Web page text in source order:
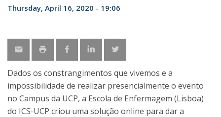
Thursday, April 16, 2020 - 19:06
Dados os constrangimentos que vivemos e a
impossibilidade de realizar presencialmente o evento
no Campus da UCP, a Escola de Enfermagem (Lisboa)
do ICS-UCP criou uma solução online para dar a